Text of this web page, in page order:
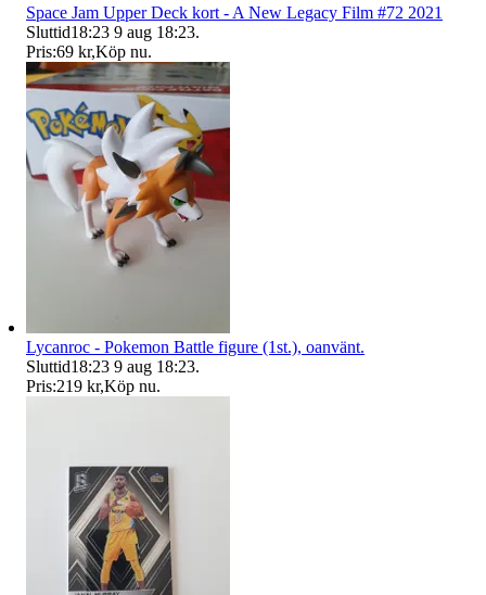
Space Jam Upper Deck kort - A New Legacy Film #72 2021
Sluttid18:23 9 aug 18:23.
Pris:69 kr,Köp nu.
Lycanroc - Pokemon Battle figure (1st.), oanvänt.
Sluttid18:23 9 aug 18:23.
Pris:219 kr,Köp nu.